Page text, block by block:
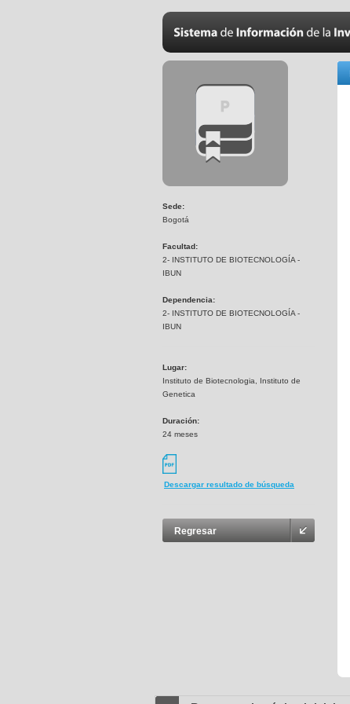
Sede:
Bogotá
Facultad:
2- INSTITUTO DE BIOTECNOLOGÍA -
IBUN
Dependencia:
2- INSTITUTO DE BIOTECNOLOGÍA -
IBUN
Lugar:
Instituto de Biotecnologia, Instituto de
Genetica
Duración:
24 meses
Descargar resultado de búsqueda
Regresar